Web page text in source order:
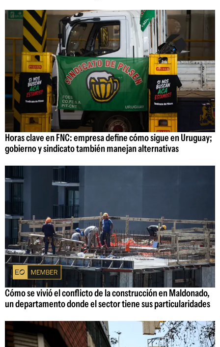
Horas clave en FNC: empresa define cómo sigue en Uruguay;
gobierno y sindicato también manejan alternativas
Cómo se vivió el conflicto de la construcción en Maldonado,
un departamento donde el sector tiene sus particularidades